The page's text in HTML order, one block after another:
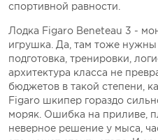
спортивной равности.
Лодка Figaro Bеnеteau 3 -
игрушка. Да, там тоже нужны
подготовка, тренировки,
архитектура класса не
бюджетов в такой степени,
Figaro шкипер гораздо
моряк. Ошибка на приливе,
неверное решение у мыса,